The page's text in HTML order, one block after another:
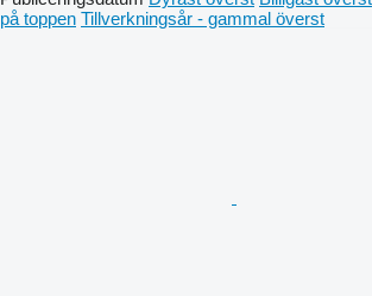
på toppen Tillverkningsår - gammal överst